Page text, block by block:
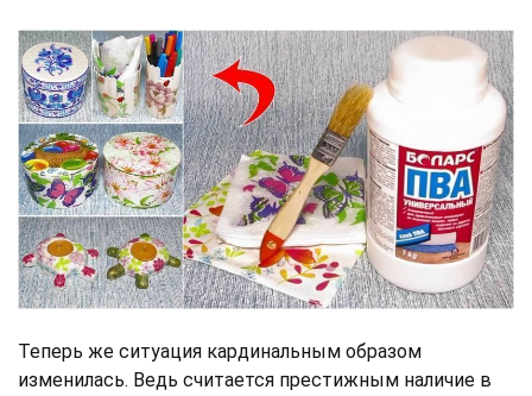
Теперь же ситуация кардинальным образом
изменилась. Ведь считается престижным наличие в